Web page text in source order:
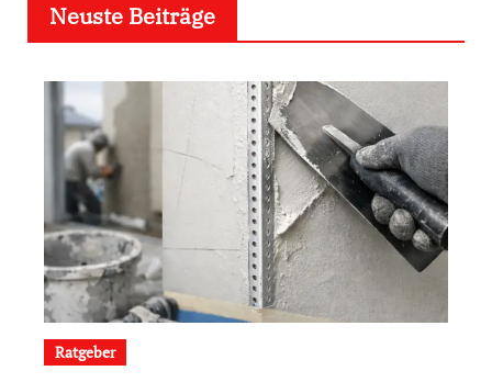
Neuste Beiträge
Ratgeber